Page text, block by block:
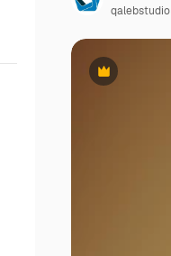
Premium
qalebstudio